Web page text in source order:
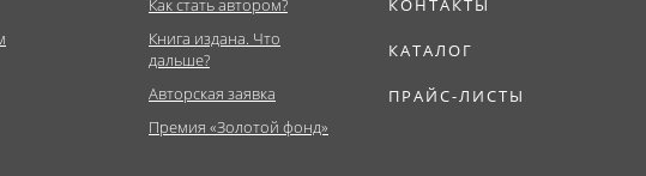
Как стать автором?
Книга издана. Что
дальше?
Авторская заявка
Премия «Золотой фонд»
КОНТАКТЫ
КАТАЛОГ
ПРАЙС-ЛИСТЫ